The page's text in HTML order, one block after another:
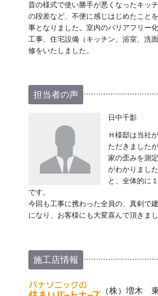
昔の様式で使い勝手が悪くなったキッ
の段差など、不便に感じはじめたこと
事となりました。室内のバリアフリー
工事、住宅設備（キッチン、浴室、洗
修をいたしました。
担当者の声
日中千影
Ｈ様邸は当社
ただきました
家の歪みを測
がわかりまし
と、全体的に
です。
今回も工事に携わった全員の、真剣で
になり、お客様にも大変喜んで頂きまし
施工店情報
（株）増木